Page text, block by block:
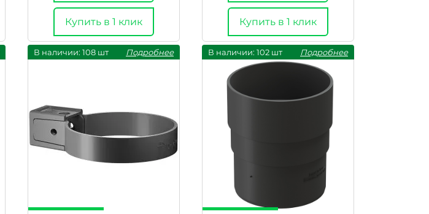
Купить в 1 клик Купить в 1 клик
В наличии: 108 шт Подробнее В наличии: 102 шт Подробнее